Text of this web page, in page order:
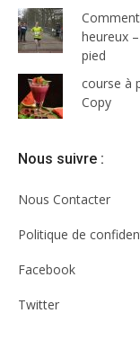
heureux
pied
course à
Copy
Nous suivre :
Nous Contacter
Politique de
Facebook
Twitter